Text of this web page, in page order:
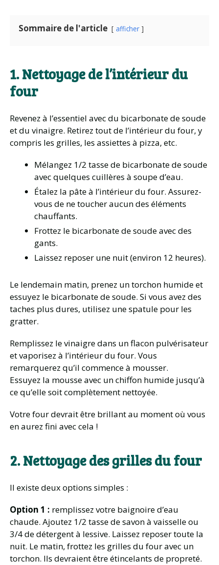
Sommaire de l'article afficher
1. Nettoyage de l’intérieur du
four
Revenez à l’essentiel avec du bicarbonate de soude
et du vinaigre. Retirez tout de l’intérieur du four, y
compris les grilles, les assiettes à pizza, etc.
Mélangez 1/2 tasse de bicarbonate de soude
avec quelques cuillères à soupe d’eau.
Étalez la pâte à l’intérieur du four. Assurez-
vous de ne toucher aucun des éléments
chauffants.
Frottez le bicarbonate de soude avec des
gants.
Laissez reposer une nuit (environ 12 heures).
Le lendemain matin, prenez un torchon humide et
essuyez le bicarbonate de soude. Si vous avez des
taches plus dures, utilisez une spatule pour les
gratter.
Remplissez le vinaigre dans un flacon pulvérisateur
et vaporisez à l’intérieur du four. Vous
remarquerez qu’il commence à mousser.
Essuyez la mousse avec un chiffon humide jusqu’à
ce qu’elle soit complètement nettoyée.
Votre four devrait être brillant au moment où vous
en aurez fini avec cela !
2. Nettoyage des grilles du four
Il existe deux options simples :
Option 1 : remplissez votre baignoire d’eau
chaude. Ajoutez 1/2 tasse de savon à vaisselle ou
3/4 de détergent à lessive. Laissez reposer toute la
nuit. Le matin, frottez les grilles du four avec un
torchon. Ils devraient être étincelants de propreté.